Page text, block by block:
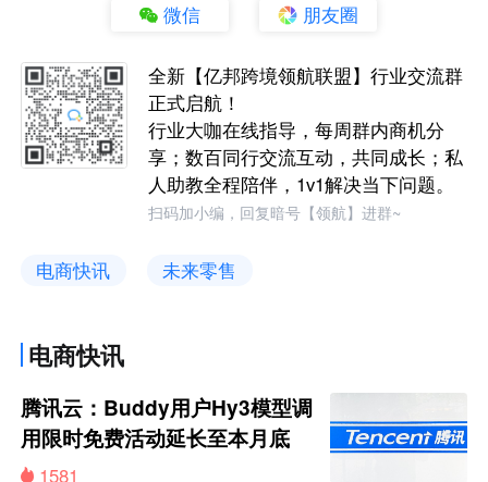
微信 朋友圈
全新【亿邦跨境领航联盟】行业交流群
正式启航！
行业大咖在线指导，每周群内商机分
享；数百同行交流互动，共同成长；私
人助教全程陪伴，1v1解决当下问题。
扫码加小编，回复暗号【领航】进群~
电商快讯 未来零售
电商快讯
腾讯云：Buddy用户Hy3模型调
用限时免费活动延长至本月底
1581